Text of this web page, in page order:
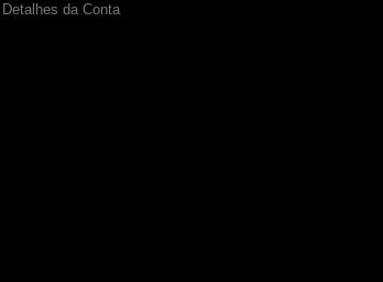
Detalhes da Conta